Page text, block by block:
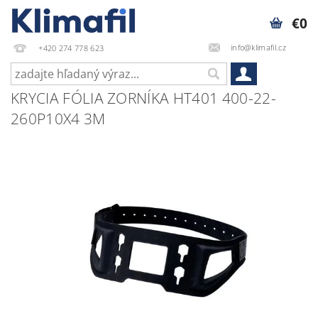
+420 274 778 623 info@klimafil.cz
€0
KRYCIA FÓLIA ZORNÍKA HT401 400-22-
260P10X4 3M